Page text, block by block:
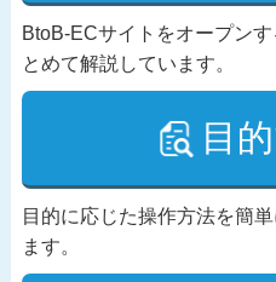
BtoB-ECサイトをオープン
とめて解説しています。
目
目的に応じた操作方法を簡
ます。